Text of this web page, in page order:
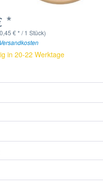
*
€ * / 1 Stück)
in 20-22 Werktage